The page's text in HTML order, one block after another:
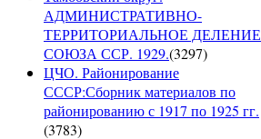
АДМИНИСТРАТИВНО-
ТЕРРИТОРИАЛЬНОЕ ДЕЛЕНИЕ
СОЮЗА ССР. 1929.(3297)
ЦЧО. Районирование
СССР:Сборник материалов по
районированию с 1917 по 1925 гг.
(3783)